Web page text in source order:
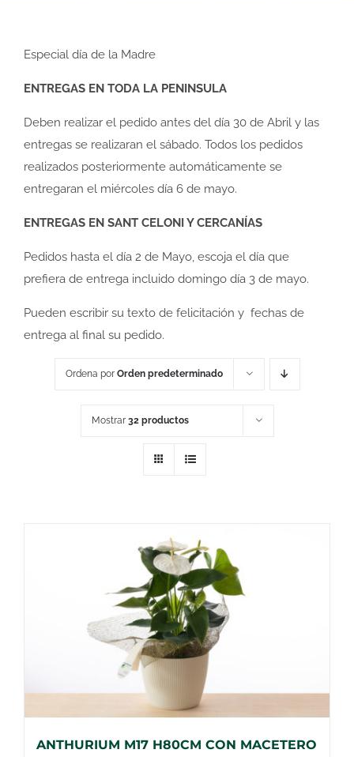
Especial día de la Madre
ENTREGAS EN TODA LA PENINSULA
Deben realizar el pedido antes del día 30 de Abril y las
entregas se realizaran el sábado. Todos los pedidos
realizados posteriormente automáticamente se
entregaran el miércoles día 6 de mayo.
ENTREGAS EN SANT CELONI Y CERCANÍAS
Pedidos hasta el día 2 de Mayo, escoja el día que
prefiera de entrega incluido domingo día 3 de mayo.
Pueden escribir su texto de felicitación y fechas de
entrega al final su pedido.
Ordena por Orden predeterminado
Mostrar 32 productos
ANTHURIUM M17 H80CM CON MACETERO